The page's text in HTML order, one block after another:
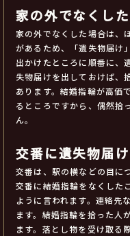
家の外でなくし
家の外でなくした場合は、
があるため、「遺失物届け
出かけたところに順番に、
失物届けを出しておけば、
あります。結婚指輪が高価
るところですから、偶然拾
ん。
交番に遺失物届け
交番は、駅の横などの目に
交番に結婚指輪をなくした
ように言われます。連絡先
ます。結婚指輪を拾った人
ます。落とし物を受け取る